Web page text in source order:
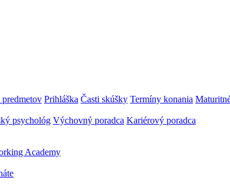
predmetov Prihláška Časti skúšky Termíny konania
psychológ Výchovný poradca Kariérový poradca
Academy